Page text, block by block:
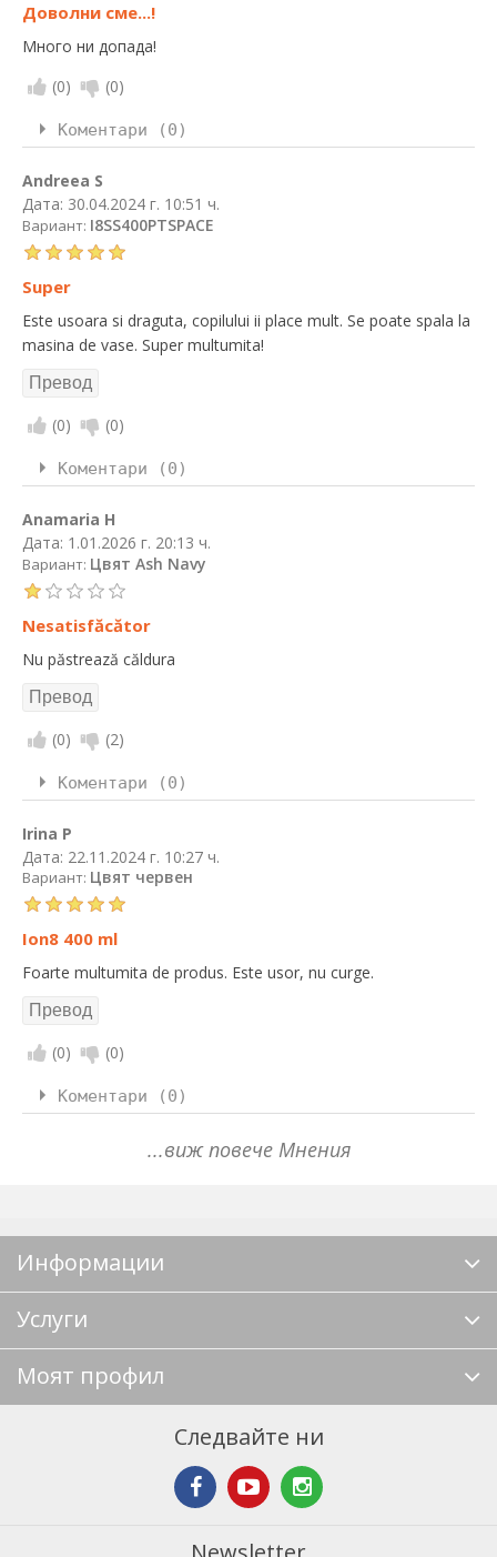
Доволни сме...!
Много ни допада!
(0) (0)
Коментари (0)
Andreea S
Дата: 30.04.2024 г. 10:51 ч.
Вариант: I8SS400PTSPACE
Super
Este usoara si draguta, copilului ii place mult. Se poate spala la
masina de vase. Super multumita!
(0) (0)
Коментари (0)
Anamaria H
Дата: 1.01.2026 г. 20:13 ч.
Вариант: Цвят Ash Navy
Nesatisfăcător
Nu păstrează căldura
(0) (2)
Коментари (0)
Irina P
Дата: 22.11.2024 г. 10:27 ч.
Вариант: Цвят червен
Ion8 400 ml
Foarte multumita de produs. Este usor, nu curge.
(0) (0)
Коментари (0)
...виж повече Мнения
Информации
Услуги
Моят профил
Следвайте ни